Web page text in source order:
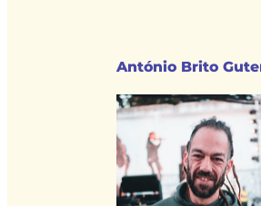
António Brito